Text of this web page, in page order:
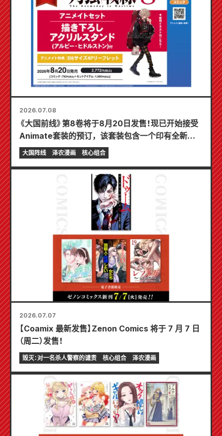
2026.07.08
《大国前线》第8卷将于8月20日发售！现已开始接受
Animate套装的预订，该套装包含一个印有全新绘
制的“阿尔比·希德勒斯顿”插图的亚克力立牌！
大国阵线 泽农漫画 核心组合
2026.07.07
【Coamix 最新发售】Zenon Comics 将于 7 月 7 日
（周二）发售！
毁灭：对一名杀人警察的谴责 核心组合 泽农漫画